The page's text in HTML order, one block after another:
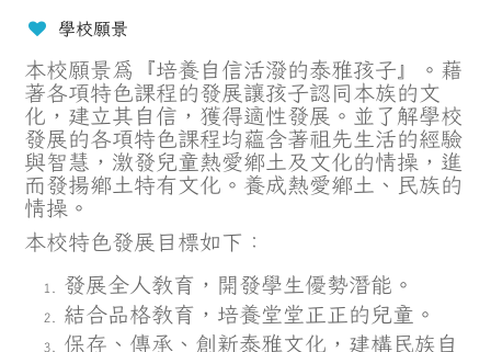
學校願景
本校願景為『培養自信活潑的泰雅孩子』。藉
著各項特色課程的發展讓孩子認同本族的文
化，建立其自信，獲得適性發展。並了解學校
發展的各項特色課程均蘊含著祖先生活的經驗
與智慧，激發兒童熱愛鄉土及文化的情操，進
而發揚鄉土特有文化。養成熱愛鄉土、民族的
情操。
本校特色發展目標如下：
發展全人教育，開發學生優勢潛能。
結合品格教育，培養堂堂正正的兒童。
保存、傳承、創新泰雅文化，建構民族自